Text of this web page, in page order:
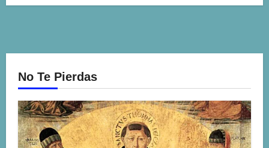
No Te Pierdas